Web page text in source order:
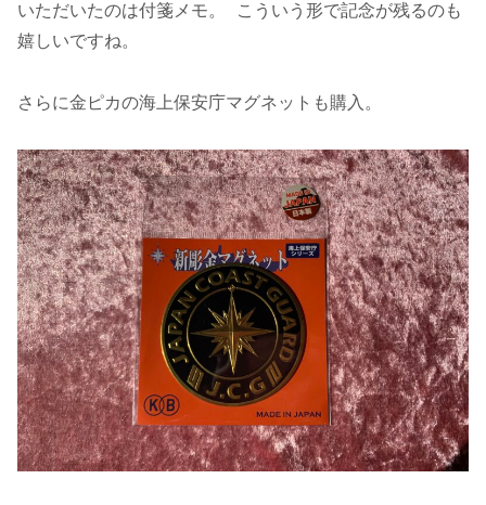
いただいたのは付箋メモ。 こういう形で記念が残るのも
嬉しいですね。
さらに金ピカの海上保安庁マグネットも購入。